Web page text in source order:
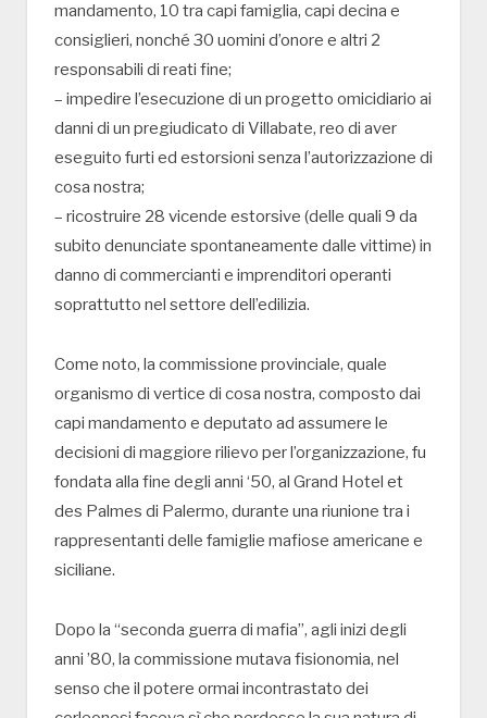
mandamento, 10 tra capi famiglia, capi decina e
consiglieri, nonché 30 uomini d’onore e altri 2
responsabili di reati fine;
– impedire l’esecuzione di un progetto omicidiario ai
danni di un pregiudicato di Villabate, reo di aver
eseguito furti ed estorsioni senza l’autorizzazione di
cosa nostra;
– ricostruire 28 vicende estorsive (delle quali 9 da
subito denunciate spontaneamente dalle vittime) in
danno di commercianti e imprenditori operanti
soprattutto nel settore dell’edilizia.
Come noto, la commissione provinciale, quale
organismo di vertice di cosa nostra, composto dai
capi mandamento e deputato ad assumere le
decisioni di maggiore rilievo per l’organizzazione, fu
fondata alla fine degli anni ‘50, al Grand Hotel et
des Palmes di Palermo, durante una riunione tra i
rappresentanti delle famiglie mafiose americane e
siciliane.
Dopo la “seconda guerra di mafia”, agli inizi degli
anni ’80, la commissione mutava fisionomia, nel
senso che il potere ormai incontrastato dei